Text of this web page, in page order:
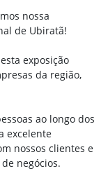
nossa
de Ubiratã!
exposição
da região,
ao longo dos
excelente
nossos clientes e
negócios.